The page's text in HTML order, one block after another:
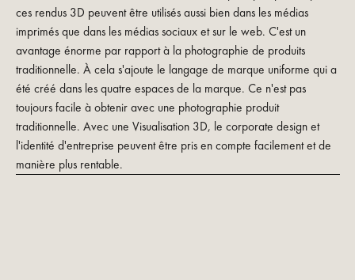
ces rendus 3D peuvent être utilisés aussi bien dans les médias
imprimés que dans les médias sociaux et sur le web. C'est un
avantage énorme par rapport à la photographie de produits
traditionnelle. À cela s'ajoute le langage de marque uniforme qui a
été créé dans les quatre espaces de la marque. Ce n'est pas
toujours facile à obtenir avec une photographie produit
traditionnelle. Avec une Visualisation 3D, le corporate design et
l'identité d'entreprise peuvent être pris en compte facilement et de
manière plus rentable.